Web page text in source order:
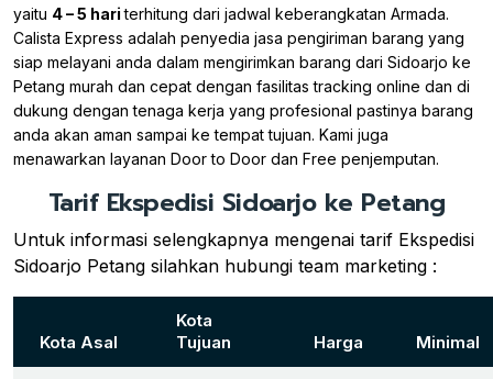
yaitu 4 – 5 hariterhitung dari jadwal keberangkatan Armada.
Calista Express adalah penyedia jasa pengiriman barang yang
siap melayani anda dalam mengirimkan barang dari Sidoarjo ke
Petang murah dan cepat dengan fasilitas tracking online dan di
dukung dengan tenaga kerja yang profesional pastinya barang
anda akan aman sampai ke tempat tujuan. Kami juga
menawarkan layanan Door to Door dan Free penjemputan.
Tarif Ekspedisi Sidoarjo ke Petang
Untuk informasi selengkapnya mengenai tarif Ekspedisi
Sidoarjo Petang silahkan hubungi team marketing :
Kota Asal
Kota
Tujuan
Harga Minimal